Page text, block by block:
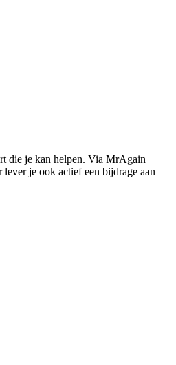
die je kan helpen. Via MrAgain
je ook actief een bijdrage aan